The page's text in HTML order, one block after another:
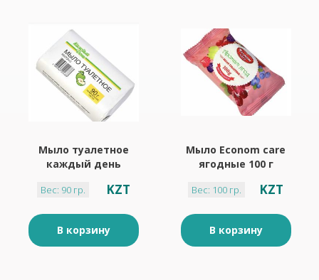
Мыло туалетное
каждый день
Вес: 90 гр. KZT
В корзину
Мыло Econom care
ягодные 100 г
Вес: 100 гр. KZT
В корзину